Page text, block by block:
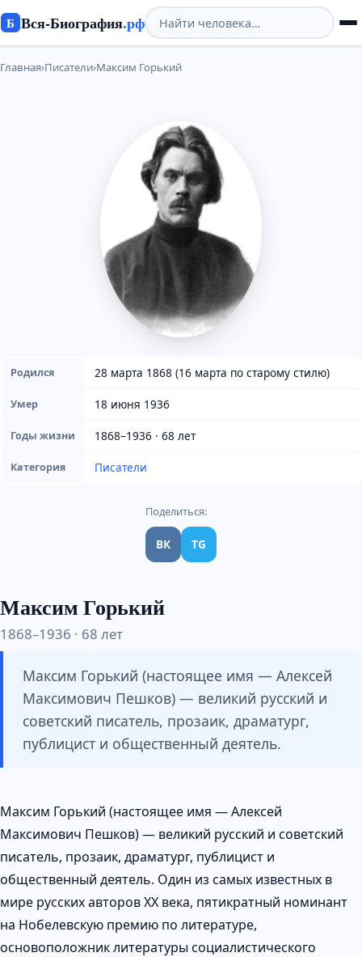
Б Вся-Биография.рф
Главная›Писатели›Максим Горький
Родился 28 марта 1868 (16 марта по старому стилю)
Умер 18 июня 1936
Годы жизни 1868–1936 · 68 лет
Категория Писатели
Поделиться:
ВК TG
Максим Горький
1868–1936 · 68 лет
Максим Горький (настоящее имя — Алексей
Максимович Пешков) — великий русский и
советский писатель, прозаик, драматург,
публицист и общественный деятель.
Максим Горький (настоящее имя — Алексей
Максимович Пешков) — великий русский и советский
писатель, прозаик, драматург, публицист и
общественный деятель. Один из самых известных в
мире русских авторов XX века, пятикратный номинант
на Нобелевскую премию по литературе,
основоположник литературы социалистического